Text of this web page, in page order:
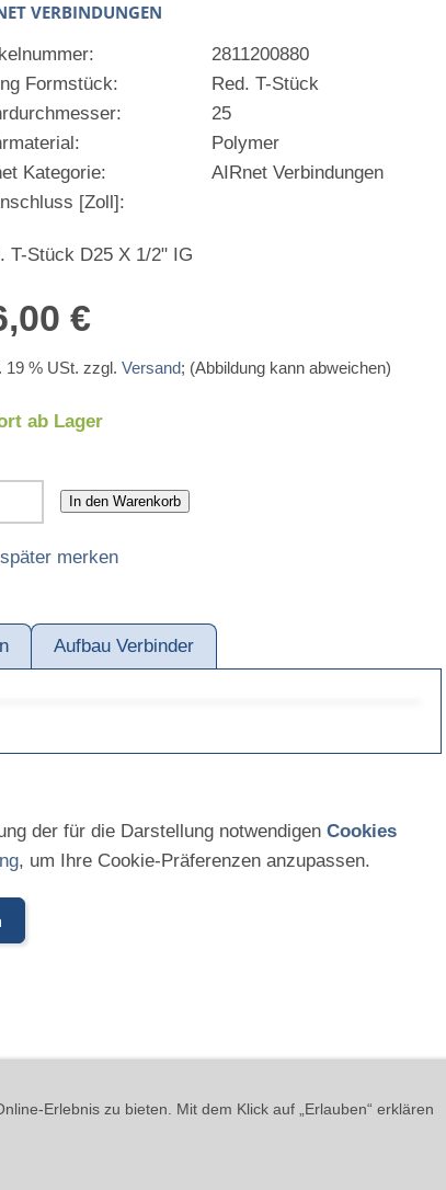
VERBINDUNGEN
2811200880
Formstück:
Red. T-Stück
25
Polymer
Kategorie:
AIRnet Verbindungen
[Zoll]:
T-Stück D25 X 1/2" IG
€
19 % USt. zzgl. Versand; (Abbildung kann abweichen)
ab Lager
In den Warenkorb
merken
Aufbau Verbinder
der für die Darstellung notwendigen Cookies
, um Ihre Cookie-Präferenzen anzupassen.
- 76437 Rastatt - Tel.: 07229-184 90 9-0 - mail@merz-
Erlebnis zu bieten. Mit dem Klick auf „Erlauben“ erklären